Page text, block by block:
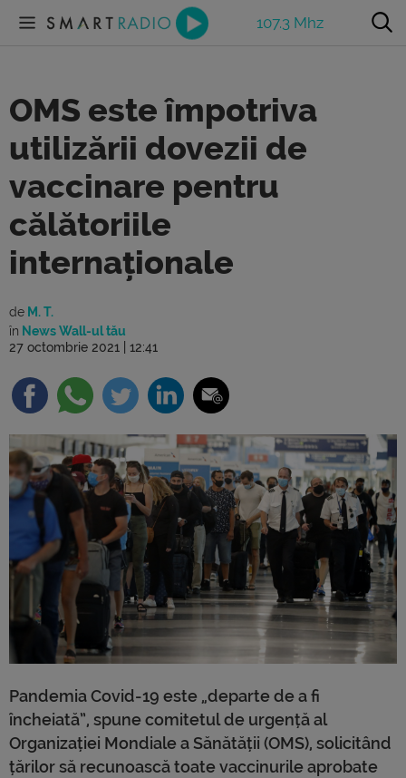
107.3 Mhz
OMS este împotriva
utilizării dovezii de
vaccinare pentru
călătoriile
internaționale
de M. T.
în News Wall-ul tău
27 octombrie 2021 | 12:41
Pandemia Covid-19 este „departe de a fi
încheiată”, spune comitetul de urgență al
Organizației Mondiale a Sănătății (OMS), solicitând
țărilor să recunoască toate vaccinurile aprobate